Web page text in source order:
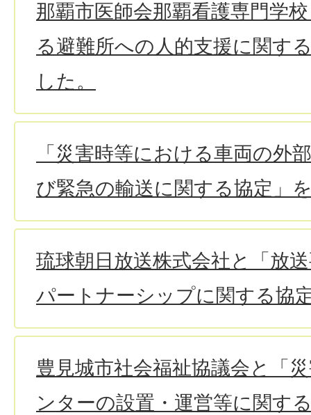
那覇市医師会那覇看護専門学
る避難所への人的支援に関す
した。
「災害時等における車両の外
び緊急の輸送に関する協定」
琉球朝日放送株式会社と「放
パートナーシップに関する協
豊見城市社会福祉協議会と「
ンターの設置・運営等に関す